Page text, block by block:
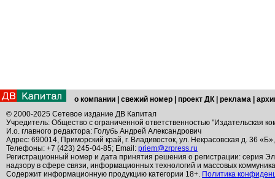
о компании свежий номер проект ДК реклама
© 2000-2025 Сетевое издание ДВ Капитал
Учредитель: Общество с ограниченной ответственностью "Издательская
И.о. главного редактора: Голубь Андрей Александрович
Адрес: 690014, Приморский край, г. Владивосток, ул. Некрасовская д. 36
Телефоны: +7 (423) 245-04-85; Email: priem@zrpress.ru
Регистрационный номер и дата принятия решения о регистрации: серия
надзору в сфере связи, информационных технологий и массовых
Содержит информационную продукцию категории 18+. Политика